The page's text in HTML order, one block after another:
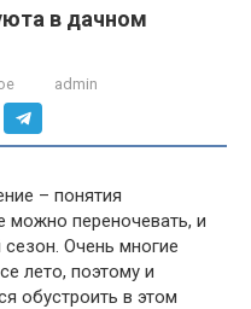
в дачном
admin
– понятия
можно переночевать, и
Очень многие
лето, поэтому и
обустроить в этом